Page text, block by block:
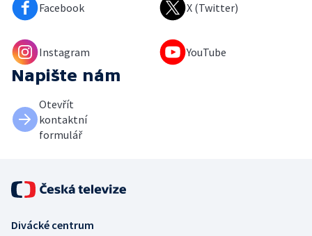
Facebook X (Twitter)
Instagram YouTube
Napište nám
Otevřít
kontaktní
formulář
Divácké centrum